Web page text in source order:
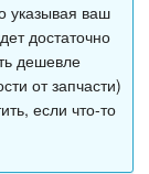
указывая ваш
достаточно
дешевле
от запчасти)
если что-то